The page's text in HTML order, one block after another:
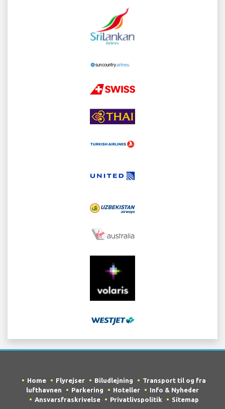
Home Flyrejser Biludlejning
Transport til og fra
lufthavnen
Parkering Hoteller
Info & Nyheder
Ansvarsfraskrivelse
Privatlivspolitik Sitemap